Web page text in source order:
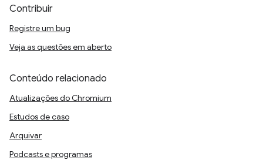
Contribuir
Registre um bug
Veja as questões em aberto
Conteúdo relacionado
Atualizações do Chromium
Estudos de caso
Arquivar
Podcasts e programas